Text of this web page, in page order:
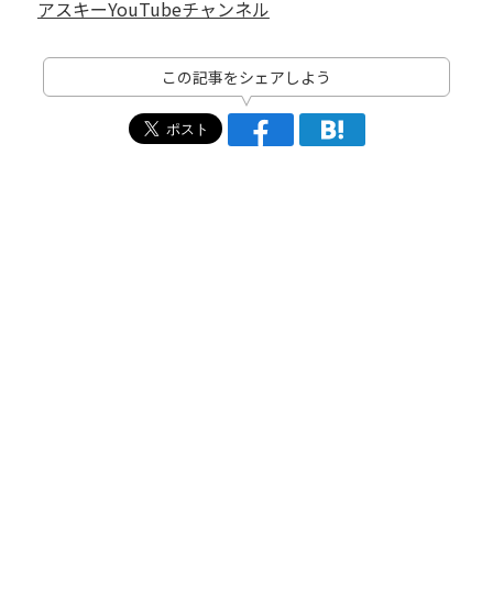
アスキーYouTubeチャンネル
この記事をシェアしよう